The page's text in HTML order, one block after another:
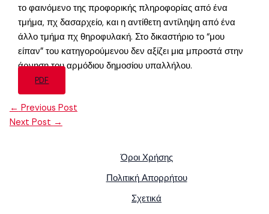
το φαινόμενο της προφορικής πληροφορίας από ένα
τμήμα, πχ δασαρχείο, και η αντίθετη αντίληψη από ένα
άλλο τμήμα πχ θηροφυλακή. Στο δικαστήριο το “μου
είπαν” του κατηγορούμενου δεν αξίζει μια μπροστά στην
άρνηση του αρμόδιου δημοσίου υπαλλήλου.
PDF
← Previous Post
Next Post →
Όροι Χρήσης
Πολιτική Απορρήτου
Σχετικά